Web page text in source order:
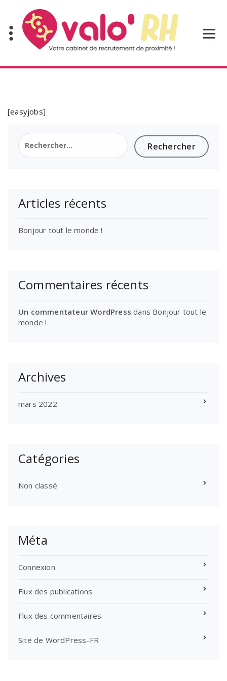
contenu
[easyjobs]
Rechercher :
Articles récents
Bonjour tout le monde !
Commentaires récents
Un commentateur WordPress dans Bonjour tout le
monde !
Archives
mars 2022
Catégories
Non classé
Méta
Connexion
Flux des publications
Flux des commentaires
Site de WordPress-FR